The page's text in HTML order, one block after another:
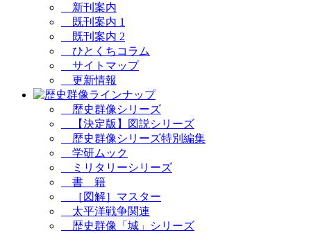
新刊案内
既刊案内 1
既刊案内 2
ひとくちコラム
サイトマップ
更新情報
歴史群像シリーズ
【決定版】図説シリーズ
歴史群像シリーズ特別編集
学研ムック
ミリタリーシリーズ
書 籍
［図解］マスター
太平洋戦争関連
歴史群像「城」シリーズ